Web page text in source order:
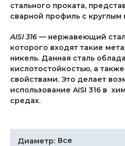
стального проката,
сварной профиль с
AISI 316 — нержавеющий
которого входят такие
никель. Данная сталь
кислотостойкостью, а
свойствами. Это делает
использование AISI 316 в
средах.
Диаметр: Все